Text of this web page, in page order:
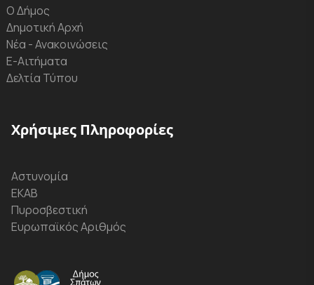
Ο Δήμος
Δημοτική Αρχή
Νέα - Ανακοινώσεις
Ε-Αιτήματα
Δελτία Τύπου
Χρήσιμες Πληροφορίες
Αστυνομία
ΕΚΑΒ
Πυροσβεστική
Ευρωπαϊκός Αριθμός